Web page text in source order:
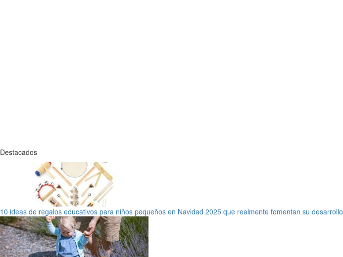
Destacados
10 ideas de regalos educativos para niños pequeños en Navidad 2025 que realmente fomentan su desarrollo